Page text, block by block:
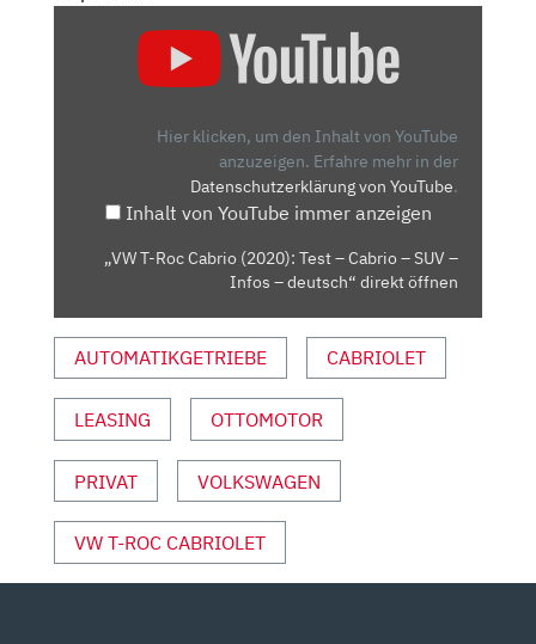
CABRIO
INFOS
VON
YOUTUBE
ANZEIGEN
Hier klicken, um den Inhalt von YouTube
anzuzeigen. Erfahre mehr in der
Datenschutzerklärung von YouTube.
Inhalt von YouTube immer anzeigen
„VW T-Roc Cabrio (2020): Test – Cabrio – SUV –
Infos – deutsch“ direkt öffnen
AUTOMATIKGETRIEBE CABRIOLET
LEASING OTTOMOTOR
PRIVAT VOLKSWAGEN
VW T-ROC CABRIOLET